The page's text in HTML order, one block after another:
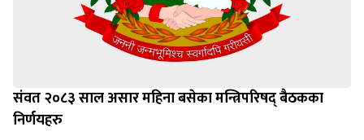
संवत २०८३ साल असार महिना बसेका मन्त्रिपरिषद् बैठकका
निर्णयहरु